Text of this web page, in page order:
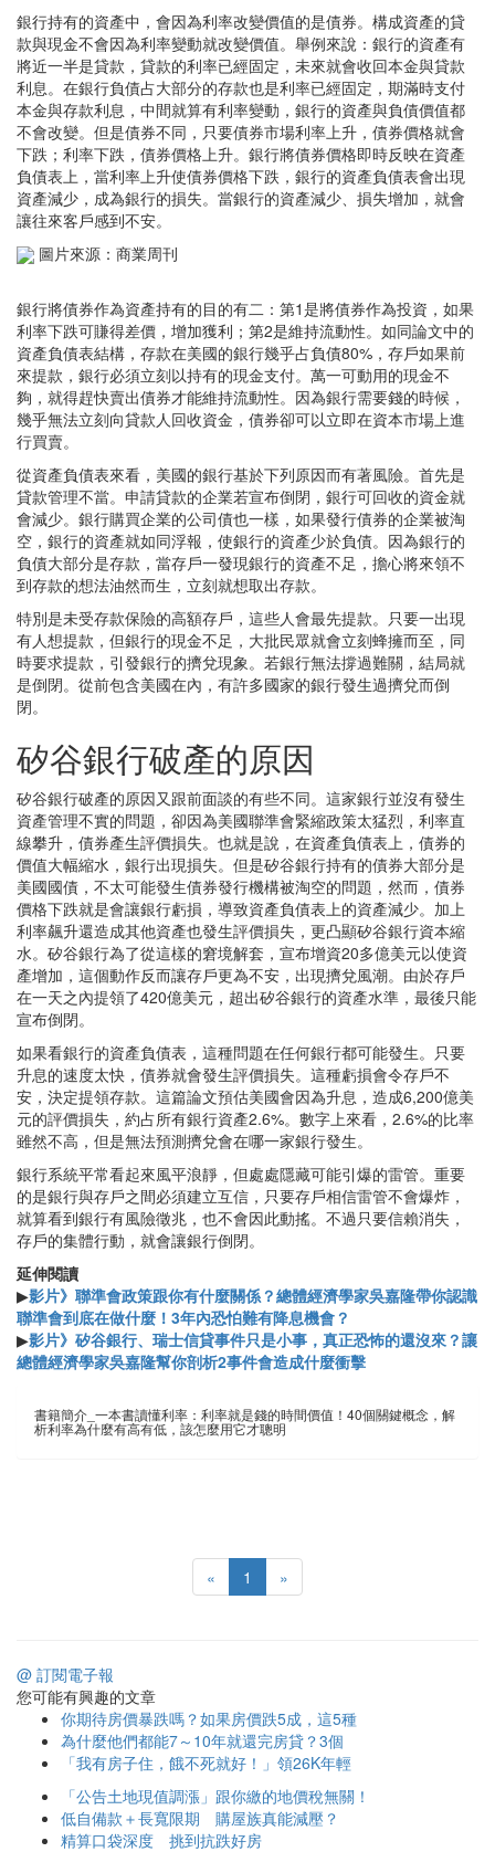
銀行持有的資產中，會因為利率改變價值的是債券。構成資產的貸
款與現金不會因為利率變動就改變價值。舉例來說：銀行的資產有
將近一半是貸款，貸款的利率已經固定，未來就會收回本金與貸款
利息。在銀行負債占大部分的存款也是利率已經固定，期滿時支付
本金與存款利息，中間就算有利率變動，銀行的資產與負債價值都
不會改變。但是債券不同，只要債券市場利率上升，債券價格就會
下跌；利率下跌，債券價格上升。銀行將債券價格即時反映在資產
負債表上，當利率上升使債券價格下跌，銀行的資產負債表會出現
資產減少，成為銀行的損失。當銀行的資產減少、損失增加，就會
讓往來客戶感到不安。
圖片來源：商業周刊
銀行將債券作為資產持有的目的有二：第1是將債券作為投資，如果
利率下跌可賺得差價，增加獲利；第2是維持流動性。如同論文中的
資產負債表結構，存款在美國的銀行幾乎占負債80%，存戶如果前
來提款，銀行必須立刻以持有的現金支付。萬一可動用的現金不
夠，就得趕快賣出債券才能維持流動性。因為銀行需要錢的時候，
幾乎無法立刻向貸款人回收資金，債券卻可以立即在資本市場上進
行買賣。
從資產負債表來看，美國的銀行基於下列原因而有著風險。首先是
貸款管理不當。申請貸款的企業若宣布倒閉，銀行可回收的資金就
會減少。銀行購買企業的公司債也一樣，如果發行債券的企業被淘
空，銀行的資產就如同浮報，使銀行的資產少於負債。因為銀行的
負債大部分是存款，當存戶一發現銀行的資產不足，擔心將來領不
到存款的想法油然而生，立刻就想取出存款。
特別是未受存款保險的高額存戶，這些人會最先提款。只要一出現
有人想提款，但銀行的現金不足，大批民眾就會立刻蜂擁而至，同
時要求提款，引發銀行的擠兌現象。若銀行無法撐過難關，結局就
是倒閉。從前包含美國在內，有許多國家的銀行發生過擠兌而倒
閉。
矽谷銀行破產的原因
矽谷銀行破產的原因又跟前面談的有些不同。這家銀行並沒有發生
資產管理不實的問題，卻因為美國聯準會緊縮政策太猛烈，利率直
線攀升，債券產生評價損失。也就是說，在資產負債表上，債券的
價值大幅縮水，銀行出現損失。但是矽谷銀行持有的債券大部分是
美國國債，不太可能發生債券發行機構被淘空的問題，然而，債券
價格下跌就是會讓銀行虧損，導致資產負債表上的資產減少。加上
利率飆升還造成其他資產也發生評價損失，更凸顯矽谷銀行資本縮
水。矽谷銀行為了從這樣的窘境解套，宣布增資20多億美元以使資
產增加，這個動作反而讓存戶更為不安，出現擠兌風潮。由於存戶
在一天之內提領了420億美元，超出矽谷銀行的資產水準，最後只能
宣布倒閉。
如果看銀行的資產負債表，這種問題在任何銀行都可能發生。只要
升息的速度太快，債券就會發生評價損失。這種虧損會令存戶不
安，決定提領存款。這篇論文預估美國會因為升息，造成6,200億美
元的評價損失，約占所有銀行資產2.6%。數字上來看，2.6%的比率
雖然不高，但是無法預測擠兌會在哪一家銀行發生。
銀行系統平常看起來風平浪靜，但處處隱藏可能引爆的雷管。重要
的是銀行與存戶之間必須建立互信，只要存戶相信雷管不會爆炸，
就算看到銀行有風險徵兆，也不會因此動搖。不過只要信賴消失，
存戶的集體行動，就會讓銀行倒閉。
延伸閱讀
▶影片》聯準會政策跟你有什麼關係？總體經濟學家吳嘉隆帶你認識
聯準會到底在做什麼！3年內恐怕難有降息機會？
▶影片》矽谷銀行、瑞士信貸事件只是小事，真正恐怖的還沒來？讓
總體經濟學家吳嘉隆幫你剖析2事件會造成什麼衝擊
書籍簡介_一本書讀懂利率：利率就是錢的時間價值！40個關鍵概念，解
析利率為什麼有高有低，該怎麼用它才聰明
« 1 »
@ 訂閱電子報
您可能有興趣的文章
你期待房價暴跌嗎？如果房價跌5成，這5種
為什麼他們都能7～10年就還完房貸？3個
「我有房子住，餓不死就好！」領26K年輕
「公告土地現值調漲」跟你繳的地價稅無關！
低自備款＋長寬限期 購屋族真能減壓？
精算口袋深度 挑到抗跌好房